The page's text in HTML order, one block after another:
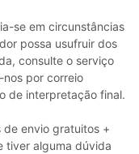
se em circunstâncias
possa usufruir dos
consulte o serviço
por correio
de interpretação final.
de envio gratuitos +
tiver alguma dúvida